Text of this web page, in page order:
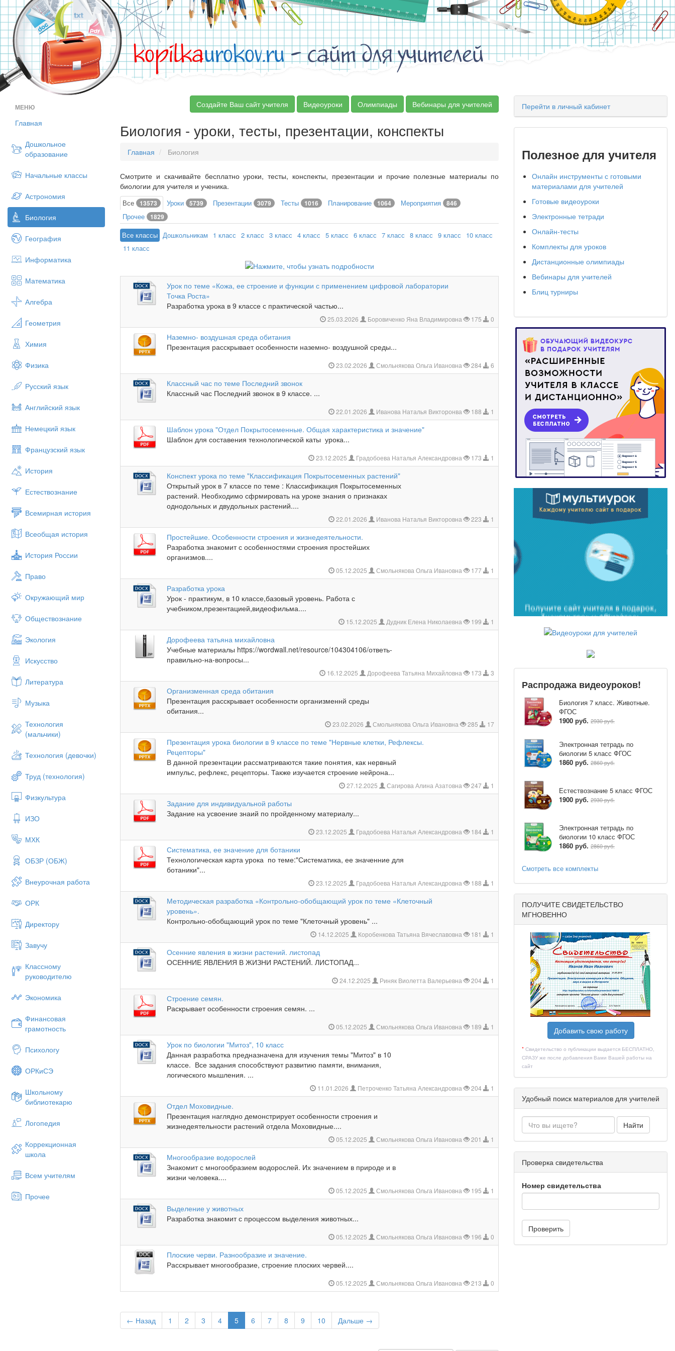
kopilkaurokov.ru- сайт для учителей
МЕНЮ
Главная
Дошкольное
образование
Начальные классы
Астрономия
Биология
География
Информатика
Математика
Алгебра
Геометрия
Химия
Физика
Русский язык
Английский язык
Немецкий язык
Французский язык
История
Естествознание
Всемирная история
Всеобщая история
История России
Право
Окружающий мир
Обществознание
Экология
Искусство
Литература
Музыка
Технология
(мальчики)
Технология (девочки)
Труд (технология)
Физкультура
ИЗО
МХК
ОБЗР (ОБЖ)
Внеурочная работа
ОРК
Директору
Завучу
Классному
руководителю
Экономика
Финансовая
грамотность
Психологу
ОРКиСЭ
Школьному
библиотекарю
Логопедия
Коррекционная
школа
Всем учителям
Прочее
Создайте Ваш сайт учителя Видеоуроки Олимпиады Вебинары для учителей
Биология - уроки, тесты, презентации, конспекты
Главная Биология
Смотрите и скачивайте бесплатно уроки, тесты, конспекты, презентации и прочие полезные материалы по
биологии для учителя и ученика.
Все 13573 Уроки 5739 Презентации 3079 Тесты 1016 Планирование 1064 Мероприятия 846
Прочее 1829
Все классы Дошкольникам 1 класс 2 класс 3 класс 4 класс 5 класс 6 класс 7 класс 8 класс 9 класс
10 класс
11 класс
Урок по теме «Кожа, ее строение и функции с применением цифровой лаборатории
Точка Роста»
Разработка урока в 9 классе с практической частью...
25.03.2026 Боровиченко Яна Владимировна 175 0
Наземно- воздушная среда обитания
Презентация расскрывает особенности наземно- воздушной среды...
23.02.2026 Смольнякова Ольга Ивановна 284 6
Классный час по теме Последний звонок
Классный час Последний звонок в 9 классе. ...
22.01.2026 Иванова Наталья Викторонва 188 1
Шаблон урока "Отдел Покрытосеменные. Общая характеристика и значение"
Шаблон для составения технологической каты урока...
23.12.2025 Градобоева Наталья Александровна 173 1
Конспект урока по теме "Классификация Покрытосеменных растений"
Открытый урок в 7 классе по теме : Классификация Покрытосеменных
растений. Необходимо сфрмировать на уроке знания о признаках
однодольных и двудольных растений....
22.01.2026 Иванова Наталья Викторовна 223 1
Простейшие. Особенности строения и жизнедеятельности.
Разработка знакомит с особенностями строения простейших
организмов....
05.12.2025 Смольнякова Ольга Ивановна 177 1
Разработка урока
Урок - практикум, в 10 классе,базовый уровень. Работа с
учебником,презентацией,видеофильма....
15.12.2025 Дудник Елена Николаевна 199 1
Дорофеева татьяна михайловна
Учебные материалы https://wordwall.net/resource/104304106/ответь-
правильно-на-вопросы...
16.12.2025 Дорофеева Татьяна Михайловна 173 3
Организменная среда обитания
Презентация расскрывает особенности организменнй среды
обитания...
23.02.2026 Смольнякова Ольга Ивановна 285 17
Презентация урока биологии в 9 классе по теме "Нервные клетки, Рефлексы.
Рецепторы"
В данной презентации рассматриваются такие понятия, как нервный
импульс, рефлекс, рецепторы. Также изучается строение нейрона...
27.12.2025 Сагирова Алина Азатовна 247 1
Задание для индивидуальной работы
Задание на усвоение знаий по пройденному материалу...
23.12.2025 Градобоева Наталья Александровна 184 1
Систематика, ее значение для ботаники
Технологическая карта урока по теме:"Систематика, ее значенние для
ботаники"...
23.12.2025 Градобоева Наталья Александровна 188 1
Методическая разработка «Контрольно-обобщающий урок по теме «Клеточный
уровень».
Контрольно-обобщающий урок по теме "Клеточный уровень" ...
14.12.2025 Коробенкова Татьяна Вячеславовна 181 1
Осенние явления в жизни растений. листопад
ОСЕННИЕ ЯВЛЕНИЯ В ЖИЗНИ РАСТЕНИЙ. ЛИСТОПАД...
24.12.2025 Риняк Виолетта Валерьевна 204 1
Строение семян.
Раскрывает особенности строения семян. ...
05.12.2025 Смольнякова Ольга Ивановна 189 1
Урок по биологии "Митоз", 10 класс
Данная разработка предназначена для изучения темы "Митоз" в 10
классе. Все задания способствуют развитию памяти, внимания,
логического мышления. ...
11.01.2026 Петроченко Татьяна Александровна 204 1
Отдел Моховидные.
Презентация наглядно демонстрирует особенности строения и
жизнедеятельности растений отдела Моховидные....
05.12.2025 Смольнякова Ольга Ивановна 201 1
Многообразие водорослей
Знакомит с многообразием водорослей. Их значением в природе и в
жизни человека....
05.12.2025 Смольнякова Ольга Ивановна 195 1
Выделение у животных
Разработка знакомит с процессом выделения животных...
05.12.2025 Смольнякова Ольга Ивановна 196 0
Плоские черви. Разнообразие и значение.
Расскрывает многообразие, строение плоских червей....
05.12.2025 Смольнякова Ольга Ивановна 213 0
← Назад 1 2 3 4 5 6 7 8 9 10 Дальше →
Перейти в личный кабинет
Полезное для учителя
Онлайн инструменты с готовыми
материалами для учителей
Готовые видеоуроки
Электронные тетради
Онлайн-тесты
Комплекты для уроков
Дистанционные олимпиады
Вебинары для учителей
Блиц турниры
Распродажа видеоуроков!
Биология 7 класс. Животные.
ФГОС
1900 руб. 2930 руб.
Электронная тетрадь по
биологии 5 класс ФГОС
1860 руб. 2860 руб.
Естествознание 5 класс ФГОС
1900 руб. 2930 руб.
Электронная тетрадь по
биологии 10 класс ФГОС
1860 руб. 2860 руб.
Смотреть все комплекты
ПОЛУЧИТЕ СВИДЕТЕЛЬСТВО
МГНОВЕННО
Добавить свою работу
* Свидетельство о публикации выдается БЕСПЛАТНО,
СРАЗУ же после добавления Вами Вашей работы на
сайт
Удобный поиск материалов для учителей
Найти
Проверка свидетельства
Номер свидетельства
Проверить